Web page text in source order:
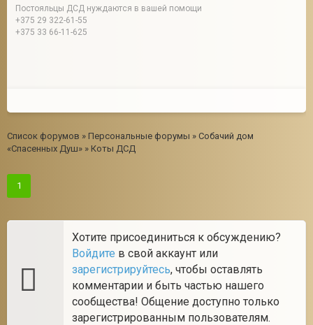
Постояльцы ДСД нуждаются в вашей помощи
+375 29 322-61-55
+375 33 66-11-625
Список форумов » Персональные форумы » Собачий дом
«Спасенных Душ» » Коты ДСД
1
Хотите присоединиться к обсуждению?
Войдите в свой аккаунт или
зарегистрируйтесь, чтобы оставлять
комментарии и быть частью нашего
сообщества! Общение доступно только
зарегистрированным пользователям.